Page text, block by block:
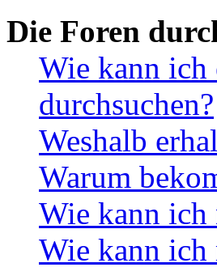
Die Foren
Wie kann ich
durchsuchen?
Weshalb
Warum
Wie kann ich
Wie kann ich